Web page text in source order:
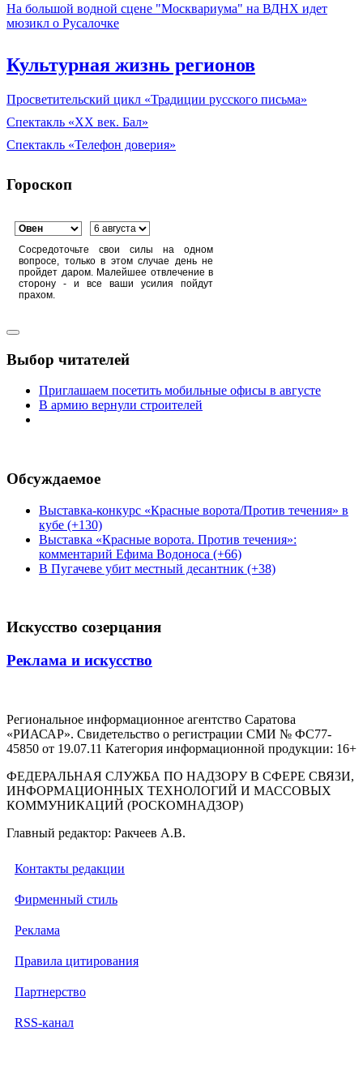
На большой водной сцене "Москвариума" на ВДНХ идет
мюзикл о Русалочке
Культурная жизнь регионов
Просветительский цикл «Традиции русского письма»
Спектакль «XX век. Бал»
Спектакль «Телефон доверия»
Гороскоп
Сосредоточьте свои силы на одном
вопросе, только в этом случае день не
пройдет даром. Малейшее отвлечение в
сторону - и все ваши усилия пойдут
прахом.
Выбор читателей
Приглашаем посетить мобильные офисы в августе
В армию вернули строителей
Обсуждаемое
Выставка-конкурс «Красные ворота/Против течения» в
кубе (+130)
Выставка «Красные ворота. Против течения»:
комментарий Ефима Водоноса (+66)
В Пугачеве убит местный десантник (+38)
Искусство созерцания
Реклама и искусство
Региональное информационное агентство Саратова
«РИАСАР». Свидетельство о регистрации СМИ № ФС77-
45850 от 19.07.11 Категория информационной продукции: 16+
ФЕДЕРАЛЬНАЯ СЛУЖБА ПО НАДЗОРУ В СФЕРЕ СВЯЗИ,
ИНФОРМАЦИОННЫХ ТЕХНОЛОГИЙ И МАССОВЫХ
КОММУНИКАЦИЙ (РОСКОМНАДЗОР)
Главный редактор: Ракчеев А.В.
Контакты редакции
Фирменный стиль
Реклама
Правила цитирования
Партнерство
RSS-канал